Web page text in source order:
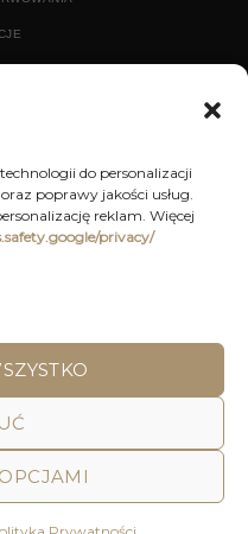
do personalizacji
poprawy jakości usług.
reklam. Więcej
privacy/
SKLEPU ON-LINE
YOU
| Home Accessories |